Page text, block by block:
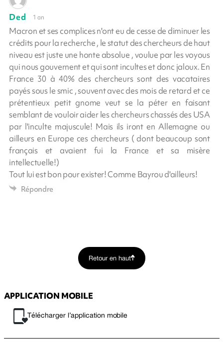
Ded 1 an
Macron et ses complices n'ont eu de cesse de diminuer les
crédits pour la recherche , le statut des chercheurs de haut
niveau est juste une honte absolue , voulue par les voyous
qui nous gouvernent et qui sont incultes et donc jaloux. En
France 30 à 40% des chercheurs sont des vacataires
payés sous le smic , souvent avec des mois de retard et ce
prétentieux petit gnome veut se la péter en faisant
semblant de vouloir aider les chercheurs chassés des USA
par l'inculte majuscule! Mais ils iront en Allemagne ou
ailleurs en Europe ces chercheurs ( dont beaucoup sont
français et avaient fui la France et sa misère
intellectuelle!)
Tout lui est bon pour exister! Comme Bayrou d'ailleurs!
Répondre
Retour en haut
APPLICATION MOBILE
Télécharger l’application mobile